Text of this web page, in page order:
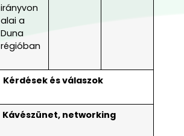
irányvon
alai a
Duna
régióban
Kérdések és válaszok
Kávészünet, networking